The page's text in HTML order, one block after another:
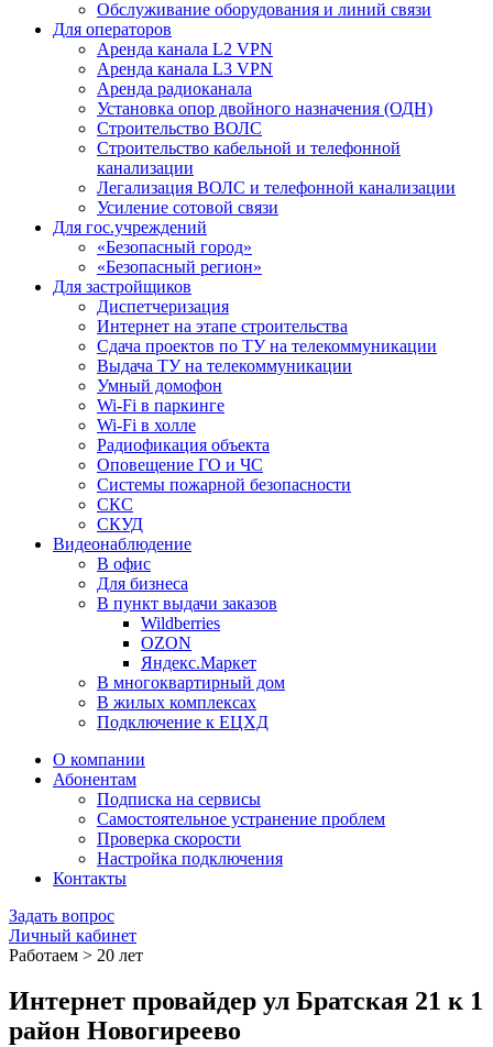
Обслуживание оборудования и линий связи
Для операторов
Аренда канала L2 VPN
Аренда канала L3 VPN
Аренда радиоканала
Установка опор двойного назначения (ОДН)
Строительство ВОЛС
Строительство кабельной и телефонной
канализации
Легализация ВОЛС и телефонной канализации
Усиление сотовой связи
Для гос.учреждений
«Безопасный город»
«Безопасный регион»
Для застройщиков
Диспетчеризация
Интернет на этапе строительства
Сдача проектов по ТУ на телекоммуникации
Выдача ТУ на телекоммуникации
Умный домофон
Wi-Fi в паркинге
Wi-Fi в холле
Радиофикация объекта
Оповещение ГО и ЧС
Системы пожарной безопасности
СКС
СКУД
Видеонаблюдение
В офис
Для бизнеса
В пункт выдачи заказов
Wildberries
OZON
Яндекс.Маркет
В многоквартирный дом
В жилых комплексах
Подключение к ЕЦХД
О компании
Абонентам
Подписка на сервисы
Самостоятельное устранение проблем
Проверка скорости
Настройка подключения
Контакты
Задать вопрос
Личный кабинет
Работаем > 20 лет
Интернет провайдер ул Братская 21 к 1
район Новогиреево